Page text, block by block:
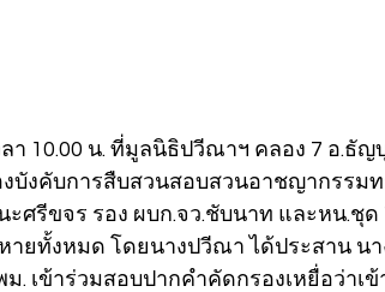
า 10.00 น. ที่มูลนิธิปวีณาฯ คลอง 7 อ.ธั
บังคับการสืบสวนสอบสวนอาชญากรรมท
ศรีขจร รอง ผบก.จว.ชับนาท และหน.ชุด
ายทั้งหมด โดยนางปวีณา ได้ประสาน นา
. เข้าร่วมสอบปากคำคัดกรองเหยื่อว่าเ